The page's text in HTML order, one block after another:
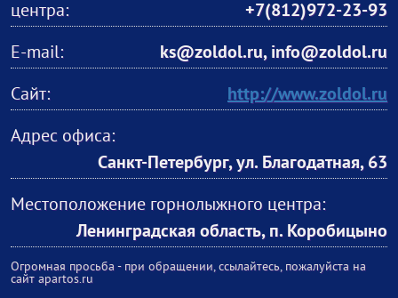
центра:
+7(812)972-23-93
E-mail:
ks@zoldol.ru, info@zoldol.ru
Сайт:
http://www.zoldol.ru
Адрес офиса:
Санкт-Петербург, ул. Благодатная, 63
Местоположение горнолыжного центра:
Ленинградская область, п. Коробицыно
Огромная просьба - при обращении, ссылайтесь, пожалуйста на
сайт apartos.ru